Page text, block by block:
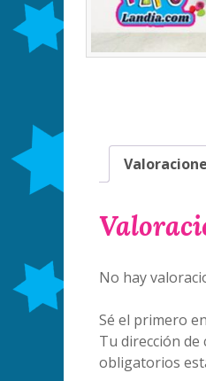
No hay
Sé el primero
Tu dirección
obligatorios